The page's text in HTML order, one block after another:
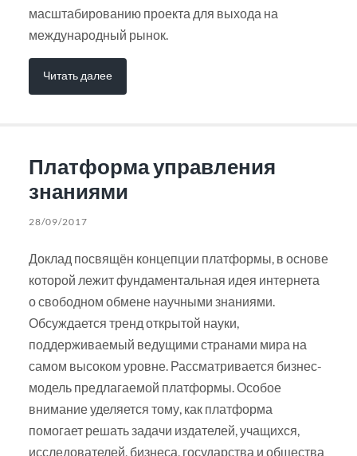
масштабированию проекта для выхода на
международный рынок.
Читать далее
Платформа управления
знаниями
28/09/2017
Доклад посвящён концепции платформы, в основе
которой лежит фундаментальная идея интернета
о свободном обмене научными знаниями.
Обсуждается тренд открытой науки,
поддерживаемый ведущими странами мира на
самом высоком уровне. Рассматривается бизнес-
модель предлагаемой платформы. Особое
внимание уделяется тому, как платформа
помогает решать задачи издателей, учащихся,
исследователей, бизнеса, государства и общества